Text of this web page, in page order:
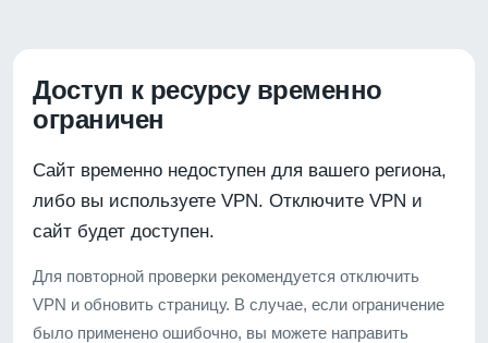
Доступ к ресурсу временно
ограничен
Сайт временно недоступен для вашего региона,
либо вы используете VPN. Отключите VPN и
сайт будет доступен.
Для повторной проверки рекомендуется отключить
VPN и обновить страницу. В случае, если ограничение
было применено ошибочно, вы можете направить